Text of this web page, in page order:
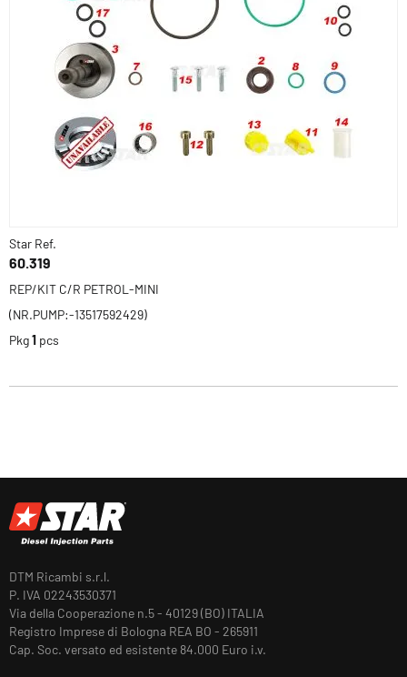
Star Ref.
60.319
REP/KIT C/R PETROL-MINI
(NR.PUMP:-13517592429)
Pkg1 pcs
DTM Ricambi s.r.l.
P. IVA 02243530371
Via della Cooperazione n.5 - 40129 (BO) ITALIA
Registro Imprese di Bologna REA BO - 265911
Cap. Soc. versato ed esistente 84.000 Euro i.v.